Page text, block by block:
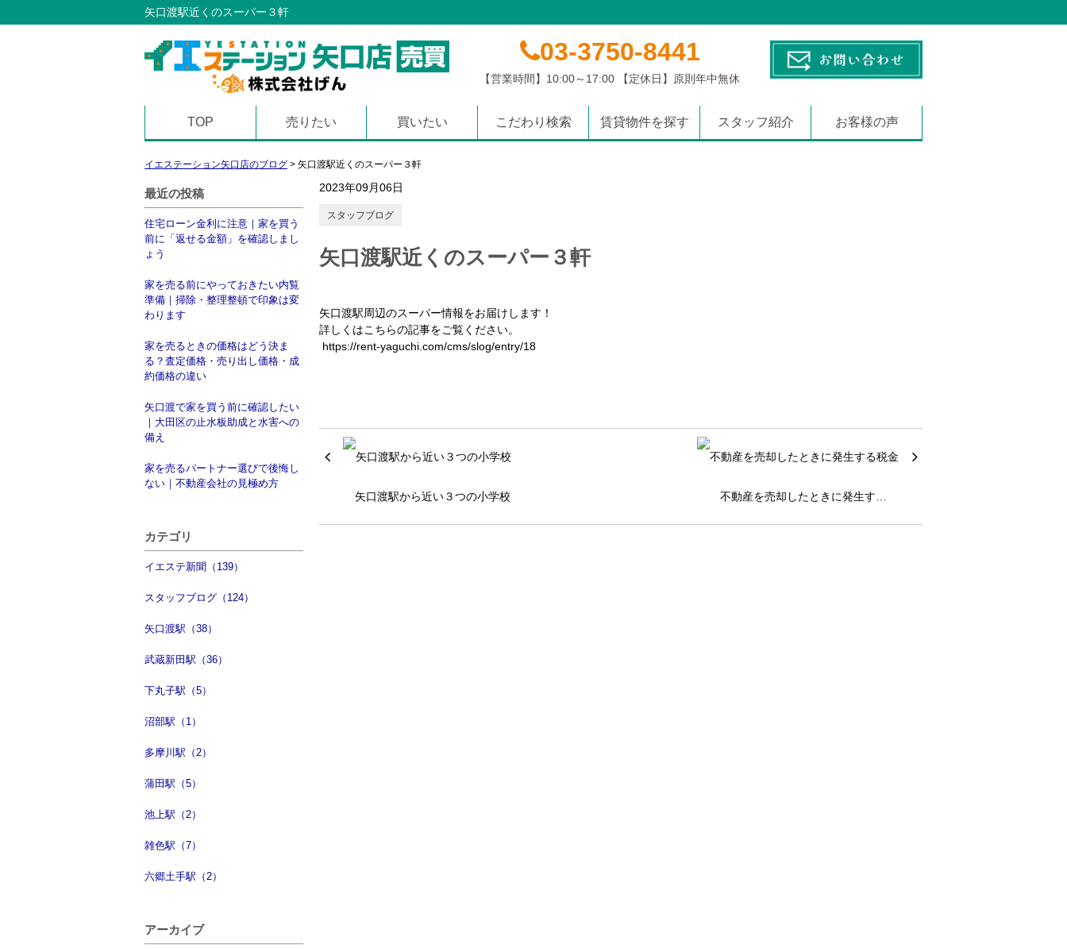
矢口渡駅近くのスーパー３軒
03-3750-8441
【営業時間】10:00～17:00 【定休日】原則年中無休
TOP 売りたい 買いたい こだわり検索 賃貸物件を探す スタッフ紹介 お客様の声
イエステーション矢口店のブログ > 矢口渡駅近くのスーパー３軒
最近の投稿
住宅ローン金利に注意｜家を買う
前に「返せる金額」を確認しまし
ょう
家を売る前にやっておきたい内覧
準備｜掃除・整理整頓で印象は変
わります
家を売るときの価格はどう決ま
る？査定価格・売り出し価格・成
約価格の違い
矢口渡で家を買う前に確認したい
｜大田区の止水板助成と水害への
備え
家を売るパートナー選びで後悔し
ない｜不動産会社の見極め方
カテゴリ
イエステ新聞（139）
スタッフブログ（124）
矢口渡駅（38）
武蔵新田駅（36）
下丸子駅（5）
沼部駅（1）
多摩川駅（2）
蒲田駅（5）
池上駅（2）
雑色駅（7）
六郷土手駅（2）
アーカイブ
2023年09月06日
スタッフブログ
矢口渡駅近くのスーパー３軒
矢口渡駅周辺のスーパー情報をお届けします！
詳しくはこちらの記事をご覧ください。
https://rent-yaguchi.com/cms/slog/entry/18
矢口渡駅から近い３つの小学校 不動産を売却したときに発生す…